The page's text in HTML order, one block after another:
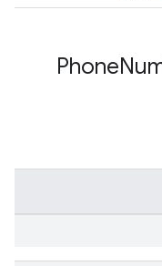
Phone